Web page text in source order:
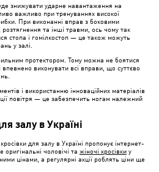
знижувати ударне навантаження на
важливо при тренуваннях високої
При виконанні вправ з боковими
та інші травми, ось чому так
стопа і гомілкостоп — це також можуть
у залі.
протектором. Тому можна не боятися
впевнено виконувати всі вправи, що суттєво
і використанню інноваційних матеріалів
повітря — це забезпечить ногам належний
залу в Україні
для залу в Україні пропонує інтернет-
оригінальні чоловічі та жіночі кросівки у
цінами, а регулярні акції роблять ціни ще